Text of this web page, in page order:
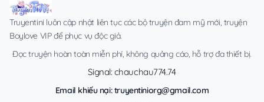
Truyentini luôn cập nhật liên tục các bộ truyện đam mỹ mới, truyện
Boylove VIP để phục vụ độc giả.
Đọc truyện hoàn toàn miễn phí, không quảng cáo, hỗ trợ đa thiết bị.
Signal: chauchau774.74
Email khiếu nại:truyentiniorg@gmail.com